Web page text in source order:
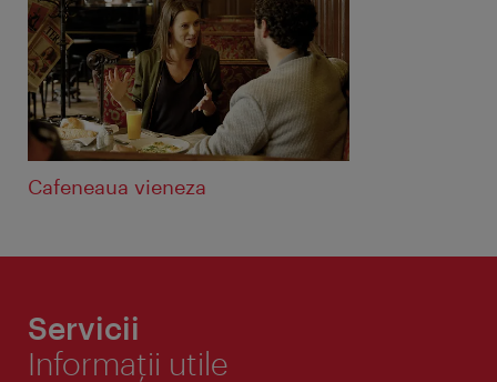
Cafeneaua vieneza
Servicii
Informaţii utile